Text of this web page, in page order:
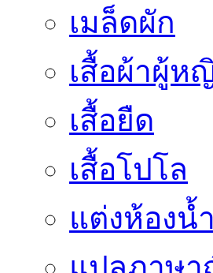
เมล็ดผัก
เสื้อผ้าผู้ห
เสื้อยืด
เสื้อโปโล
แต่งห้องน้ำ